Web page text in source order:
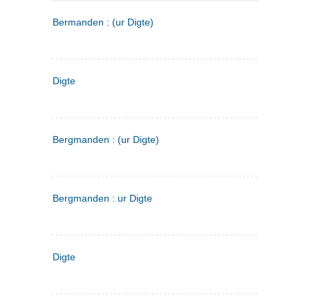
Bermanden : (ur Digte)
Digte
Bergmanden : (ur Digte)
Bergmanden : ur Digte
Digte